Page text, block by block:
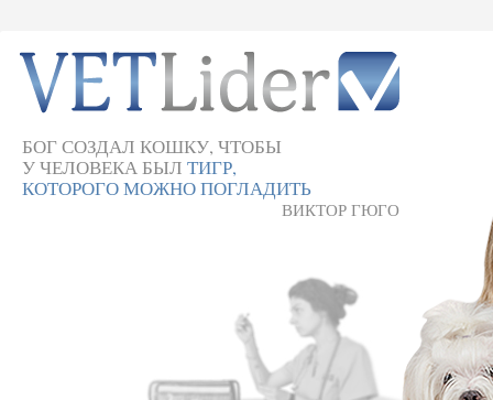
БОГ СОЗДАЛ КОШКУ, ЧТОБЫ
У ЧЕЛОВЕКА БЫЛТИГР,
КОТОРОГО МОЖНО ПОГЛАДИТЬ
ВИКТОР ГЮГО